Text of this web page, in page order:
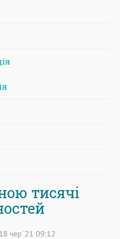
тисячі
18 чер '21 09:12